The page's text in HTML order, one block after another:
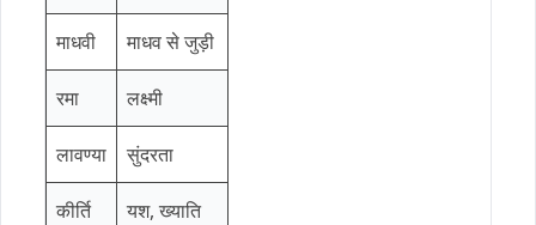
माधवी माधव से जुड़ी
रमा लक्ष्मी
लावण्या सुंदरता
कीर्ति यश, ख्याति